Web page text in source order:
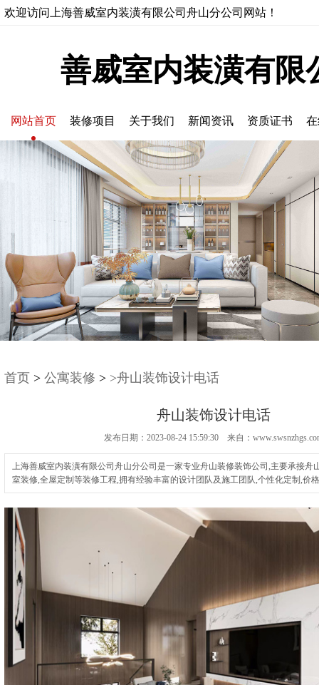
欢迎访问上海善威室内装潢有限公司舟山分公司网站！
善威室内装潢有限
网站首页 装修项目 关于我们 新闻资讯 资质证书
首页 > 公寓装修 > >舟山装饰设计电话
舟山装饰设计电话
发布日期：2023-08-24 15:59:30 来自：
上海善威室内装潢有限公司舟山分公司是一家专业舟山装修装饰公司,主要承接舟
室装修,全屋定制等装修工程,拥有经验丰富的设计团队及施工团队,个性化定制,价